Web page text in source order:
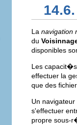
La navigation
du
disponibles
Les
effectuer la
que des
Un
s'effectuer
propre sous-